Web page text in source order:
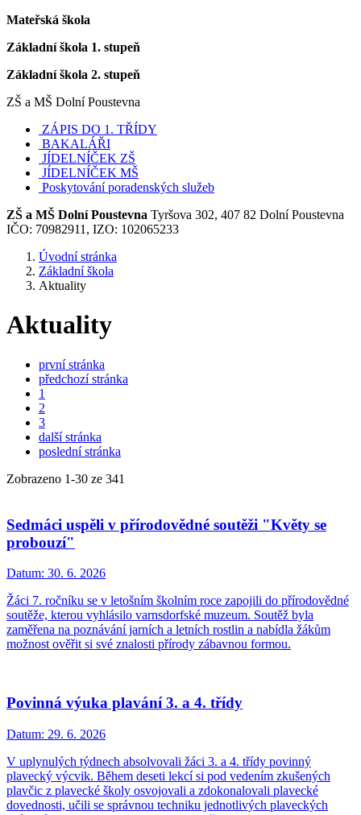
Mateřská škola
Základní škola 1. stupeň
Základní škola 2. stupeň
ZŠ a MŠ Dolní Poustevna
ZÁPIS DO 1. TŘÍDY
BAKALÁŘI
JÍDELNÍČEK ZŠ
JÍDELNÍČEK MŠ
Poskytování poradenských služeb
ZŠ a MŠ Dolní Poustevna Tyršova 302, 407 82 Dolní Poustevna
IČO: 70982911, IZO: 102065233
Úvodní stránka
Základní škola
Aktuality
Aktuality
první stránka
předchozí stránka
1
2
3
další stránka
poslední stránka
Zobrazeno 1-30 ze 341
Sedmáci uspěli v přírodovědné soutěži "Květy se
probouzí"
Datum: 30. 6. 2026
Žáci 7. ročníku se v letošním školním roce zapojili do přírodovědné
soutěže, kterou vyhlásilo varnsdorfské muzeum. Soutěž byla
zaměřena na poznávání jarních a letních rostlin a nabídla žákům
možnost ověřit si své znalosti přírody zábavnou formou.
Povinná výuka plavání 3. a 4. třídy
Datum: 29. 6. 2026
V uplynulých týdnech absolvovali žáci 3. a 4. třídy povinný
plavecký výcvik. Během deseti lekcí si pod vedením zkušených
plavčic z plavecké školy osvojovali a zdokonalovali plavecké
dovednosti, učili se správnou techniku jednotlivých plaveckých